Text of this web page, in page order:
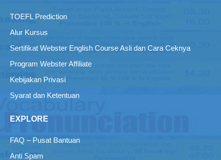
TOEFL Prediction
Alur Kursus
Sertifikat Webster English Course Asli dan Cara Ceknya
Program Webster Affiliate
Kebijakan Privasi
Syarat dan Ketentuan
EXPLORE
FAQ – Pusat Bantuan
Anti Spam